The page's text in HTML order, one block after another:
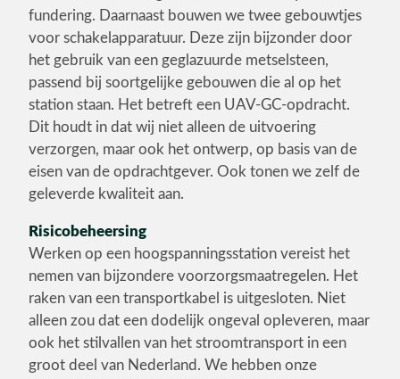
fundering. Daarnaast bouwen we twee gebouwtjes
voor schakelapparatuur. Deze zijn bijzonder door
het gebruik van een geglazuurde metselsteen,
passend bij soortgelijke gebouwen die al op het
station staan. Het betreft een UAV-GC-opdracht.
Dit houdt in dat wij niet alleen de uitvoering
verzorgen, maar ook het ontwerp, op basis van de
eisen van de opdrachtgever. Ook tonen we zelf de
geleverde kwaliteit aan.
Risicobeheersing
Werken op een hoogspanningsstation vereist het
nemen van bijzondere voorzorgsmaatregelen. Het
raken van een transportkabel is uitgesloten. Niet
alleen zou dat een dodelijk ongeval opleveren, maar
ook het stilvallen van het stroomtransport in een
groot deel van Nederland. We hebben onze